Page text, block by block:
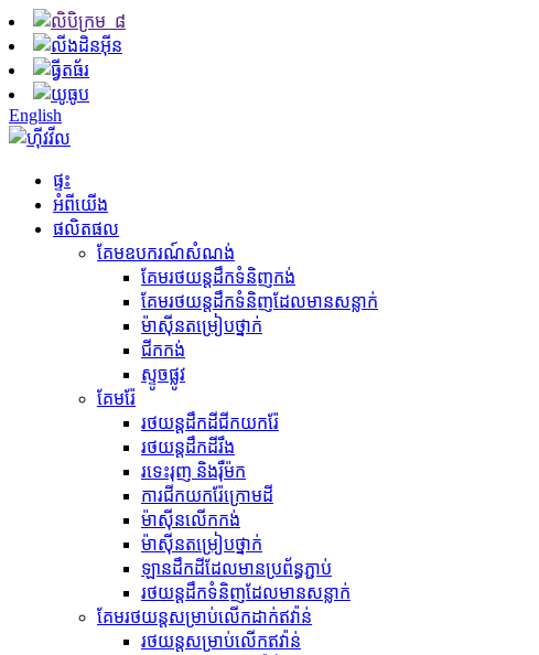
English
ផ្ទះ
អំពីយើង
ផលិតផល
គែមឧបករណ៍សំណង់
គែម​រថយន្ត​ដឹក​ទំនិញ​កង់
គែមរថយន្តដឹកទំនិញដែលមានសន្លាក់
ម៉ាស៊ីន​តម្រៀប​ថ្នាក់
ជីក​កង់
ស្ទូចផ្លូវ
គែមរ៉ែ
រថយន្តដឹកដីជីកយករ៉ែ
រថយន្ត​ដឹក​ដី​រឹង
រទេះរុញ និងរ៉ឺម៉ក
ការជីកយករ៉ែក្រោមដី
ម៉ាស៊ីន​លើក​កង់
ម៉ាស៊ីន​តម្រៀប​ថ្នាក់
ឡានដឹកដីដែលមានប្រព័ន្ធភ្ជាប់
រថយន្ត​ដឹក​ទំនិញ​ដែល​មាន​សន្លាក់​
គែមរថយន្តសម្រាប់លើកដាក់ឥវ៉ាន់
រថយន្ត​សម្រាប់​លើក​ឥវ៉ាន់